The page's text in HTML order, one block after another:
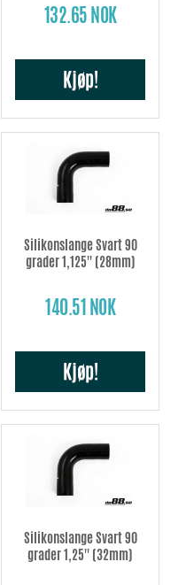
132.65 NOK
Kjøp!
Silikonslange Svart 90
grader 1,125'' (28mm)
140.51 NOK
Kjøp!
Silikonslange Svart 90
grader 1,25'' (32mm)